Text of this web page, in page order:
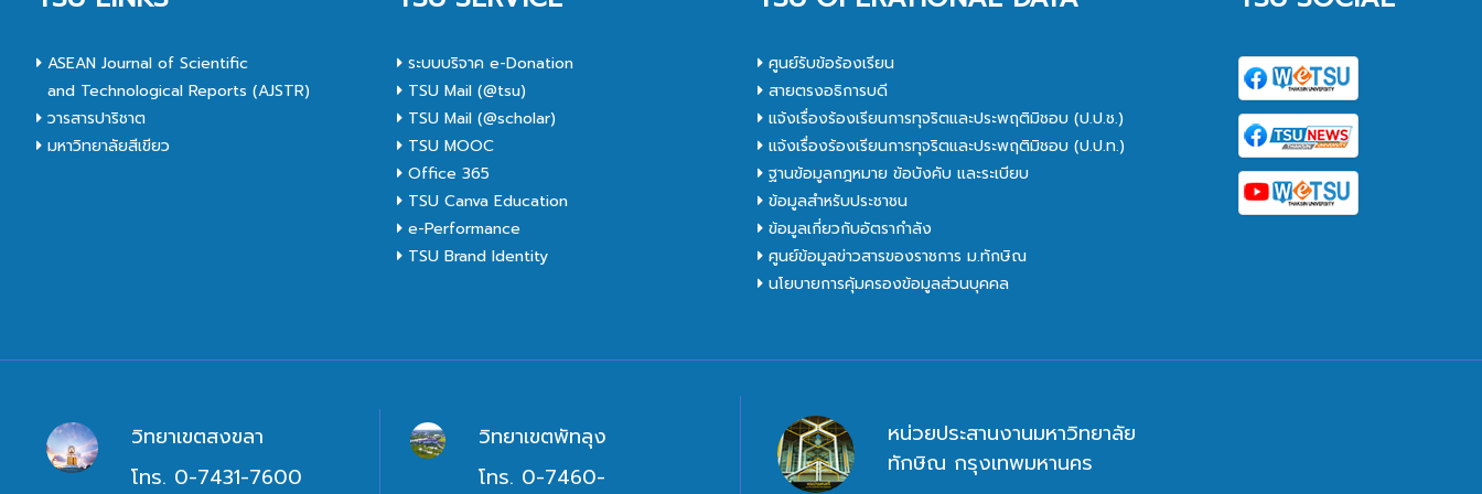
ASEAN Journal of Scientific
and Technological Reports (AJSTR)
วารสารปาริชาต
มหาวิทยาลัยสีเขียว
ระบบบริจาค e-Donation
TSU Mail (@tsu)
TSU Mail (@scholar)
TSU MOOC
Office 365
TSU Canva Education
e-Performance
TSU Brand Identity
ศูนย์รับข้อร้องเรียน
สายตรงอธิการบดี
แจ้งเรื่องร้องเรียนการทุจริตและประพฤติมิชอบ (ป.ป.ช.)
แจ้งเรื่องร้องเรียนการทุจริตและประพฤติมิชอบ (ป.ป.ท.)
ฐานข้อมูลกฎหมาย ข้อบังคับ และระเบียบ
ข้อมูลสำหรับประชาชน
ข้อมูลเกี่ยวกับอัตรากำลัง
ศูนย์ข้อมูลข่าวสารของราชการ ม.ทักษิณ
นโยบายการคุ้มครองข้อมูลส่วนบุคคล
วิทยาเขตสงขลา
โทร. 0-7431-7600
วิทยาเขตพัทลุง
โทร. 0-7460-
หน่วยประสานงานมหาวิทยาลัย
ทักษิณ กรุงเทพมหานคร